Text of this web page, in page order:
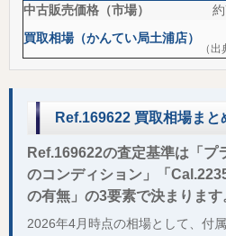
中古販売価格（市場）
買取相場（かんてい局土浦店）
（
Ref.169622 買取相場まと
Ref.169622の査定基準は「プ
のコンディション」「
の有無」の3要素で決まります
2026年4月時点の相場として、付